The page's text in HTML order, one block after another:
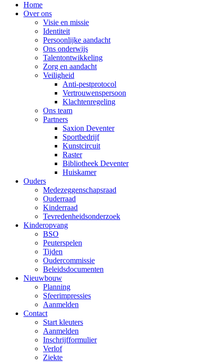
Home
Over ons
Visie en missie
Identiteit
Persoonlijke aandacht
Ons onderwijs
Talentontwikkeling
Zorg en aandacht
Veiligheid
Anti-pestprotocol
Vertrouwenspersoon
Klachtenregeling
Ons team
Partners
Saxion Deventer
Sportbedrijf
Kunstcircuit
Raster
Bibliotheek Deventer
Huiskamer
Ouders
Medezeggenschapsraad
Ouderraad
Kinderraad
Tevredenheidsonderzoek
Kinderopvang
BSO
Peuterspelen
Tijden
Oudercommissie
Beleidsdocumenten
Nieuwbouw
Planning
Sfeerimpressies
Aanmelden
Contact
Start kleuters
Aanmelden
Inschrijfformulier
Verlof
Ziekte